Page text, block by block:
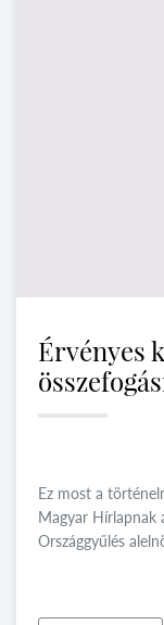
Érvényes
Ez most a
Magyar Hírlapnak
Országgyűlés